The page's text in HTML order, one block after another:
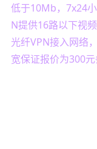
低于10Mb，7x24
N提供16路以下视
光纤VPN接入网络
宽保证报价为300元